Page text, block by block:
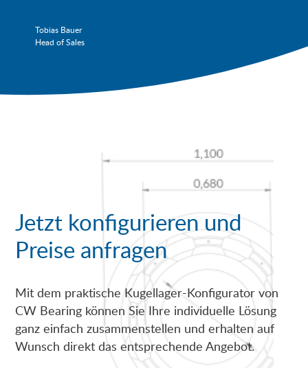
Tobias Bauer
Head of Sales
Jetzt konfigurieren und
Preise anfragen
Mit dem praktische Kugellager-Konfigurator von
CW Bearing können Sie Ihre individuelle Lösung
ganz einfach zusammenstellen und erhalten auf
Wunsch direkt das entsprechende Angebot.